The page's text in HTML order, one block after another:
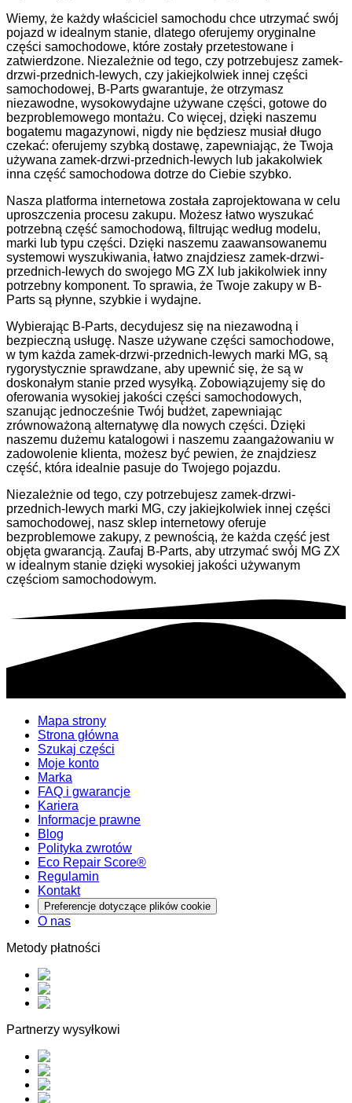
Wiemy, że każdy właściciel samochodu chce utrzymać swój
pojazd w idealnym stanie, dlatego oferujemy oryginalne
części samochodowe, które zostały przetestowane i
zatwierdzone. Niezależnie od tego, czy potrzebujesz zamek-
drzwi-przednich-lewych, czy jakiejkolwiek innej części
samochodowej, B-Parts gwarantuje, że otrzymasz
niezawodne, wysokowydajne używane części, gotowe do
bezproblemowego montażu. Co więcej, dzięki naszemu
bogatemu magazynowi, nigdy nie będziesz musiał długo
czekać: oferujemy szybką dostawę, zapewniając, że Twoja
używana zamek-drzwi-przednich-lewych lub jakakolwiek
inna część samochodowa dotrze do Ciebie szybko.
Nasza platforma internetowa została zaprojektowana w celu
uproszczenia procesu zakupu. Możesz łatwo wyszukać
potrzebną część samochodową, filtrując według modelu,
marki lub typu części. Dzięki naszemu zaawansowanemu
systemowi wyszukiwania, łatwo znajdziesz zamek-drzwi-
przednich-lewych do swojego MG ZX lub jakikolwiek inny
potrzebny komponent. To sprawia, że Twoje zakupy w B-
Parts są płynne, szybkie i wydajne.
Wybierając B-Parts, decydujesz się na niezawodną i
bezpieczną usługę. Nasze używane części samochodowe,
w tym każda zamek-drzwi-przednich-lewych marki MG, są
rygorystycznie sprawdzane, aby upewnić się, że są w
doskonałym stanie przed wysyłką. Zobowiązujemy się do
oferowania wysokiej jakości części samochodowych,
szanując jednocześnie Twój budżet, zapewniając
zrównoważoną alternatywę dla nowych części. Dzięki
naszemu dużemu katalogowi i naszemu zaangażowaniu w
zadowolenie klienta, możesz być pewien, że znajdziesz
część, która idealnie pasuje do Twojego pojazdu.
Niezależnie od tego, czy potrzebujesz zamek-drzwi-
przednich-lewych marki MG, czy jakiejkolwiek innej części
samochodowej, nasz sklep internetowy oferuje
bezproblemowe zakupy, z pewnością, że każda część jest
objęta gwarancją. Zaufaj B-Parts, aby utrzymać swój MG ZX
w idealnym stanie dzięki wysokiej jakości używanym
częściom samochodowym.
Mapa strony
Strona główna
Szukaj części
Moje konto
Marka
FAQ i gwarancje
Kariera
Informacje prawne
Blog
Polityka zwrotów
Eco Repair Score®
Regulamin
Kontakt
Preferencje dotyczące plików cookie
O nas
Metody płatności
Partnerzy wysyłkowi